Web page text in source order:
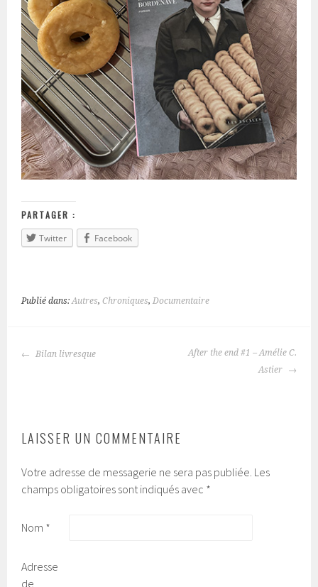
PARTAGER :
Twitter
Facebook
Publié dans:Autres,Chroniques,Documentaire
Bilan livresque
After the end #1 – Amélie C.
Astier
LAISSER UN COMMENTAIRE
Votre adresse de messagerie ne sera pas publiée. Les
champs obligatoires sont indiqués avec *
Nom *
Adresse
de